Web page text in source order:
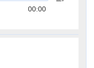
00:00